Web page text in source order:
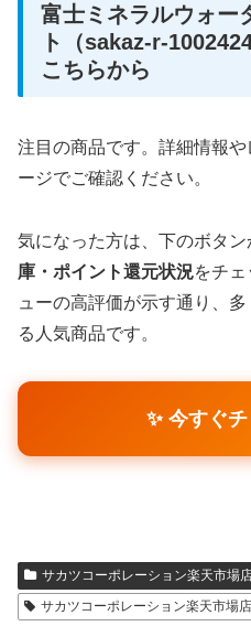
富士ミネラルウォー
ト（sakaz-r-
こちらから
注目の商品です。詳細情報
ージでご確認ください。
気になった方は、下のボタ
庫・ポイント還元状況をチ
ューの高評価が示す通り、
る人気商品です。
✨ 今すぐ
サカツコーポレーション楽天市場
サカツコーポレーション楽天市場店